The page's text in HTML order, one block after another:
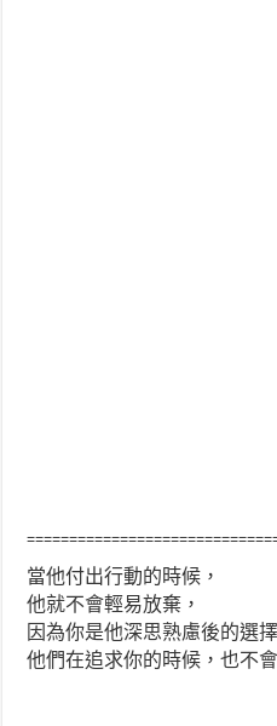
當他付出行動的時候，
他就不會輕易放棄，
因為你是他深思熟慮後的選擇
他們在追求你的時候，也不